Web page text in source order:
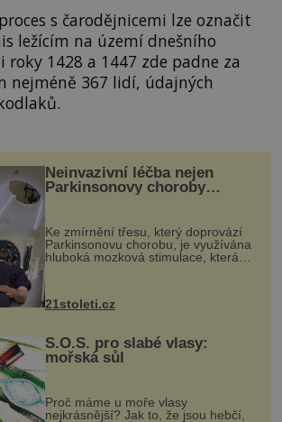
s čarodějnicemi lze označit
ležícím na území dnešního
roky 1428 a 1447 zde padne za
nejméně 367 lidí, údajných
Neinvazivní léčba nejen
Parkinsonovy choroby
Ke zmírnění třesu, který doprovází
Parkinsonovu chorobu, je využívána
hluboká mozková stimulace, která
však vyžaduje vysoce invazivní
k dostatečně přesnému zacílení ...
21stoleti.cz
S.O.S. pro slabé vlasy:
mořská sůl
Proč máme u moře vlasy
nejkrásnější? Jak to, že jsou hebčí,